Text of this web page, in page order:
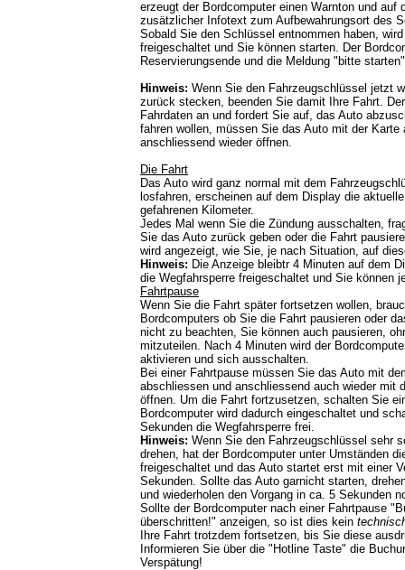
erzeugt der Bordcomputer einen Warnton und auf
zusätzlicher Infotext zum Aufbewahrungsort des
Sobald Sie den Schlüssel entnommen haben,
freigeschaltet und Sie können starten. Der
Reservierungsende und die Meldung "bitte
Hinweis: Wenn Sie den Fahrzeugschlüssel jetzt
zurück stecken, beenden Sie damit Ihre Fahrt.
Fahrdaten an und fordert Sie auf, das Auto
fahren wollen, müssen Sie das Auto mit der Karte
anschliessend wieder öffnen.
Die Fahrt
Das Auto wird ganz normal mit dem
losfahren, erscheinen auf dem Display die
gefahrenen Kilometer.
Jedes Mal wenn Sie die Zündung ausschalten,
Sie das Auto zurück geben oder die Fahrt
wird angezeigt, wie Sie, je nach Situation, auf
Hinweis: Die Anzeige bleibtr 4 Minuten auf dem
die Wegfahrsperre freigeschaltet und Sie können
Fahrtpause
Wenn Sie die Fahrt später fortsetzen wollen,
Bordcomputers ob Sie die Fahrt pausieren oder
nicht zu beachten, Sie können auch pausieren,
mitzuteilen. Nach 4 Minuten wird der
aktivieren und sich ausschalten.
Bei einer Fahrtpause müssen Sie das Auto mit
abschliessen und anschliessend auch wieder mit
öffnen. Um die Fahrt fortzusetzen, schalten Sie
Bordcomputer wird dadurch eingeschaltet und
Sekunden die Wegfahrsperre frei.
Hinweis: Wenn Sie den Fahrzeugschlüssel sehr
drehen, hat der Bordcomputer unter Umständen
freigeschaltet und das Auto startet erst mit einer
Sekunden. Sollte das Auto garnicht starten,
und wiederholen den Vorgang in ca. 5 Sekunden
Sollte der Bordcomputer nach einer Fahrtpause
überschritten!" anzeigen, so ist dies kein
Ihre Fahrt trotzdem fortsetzen, bis Sie diese
Informieren Sie über die "Hotline Taste" die
Verspätung!